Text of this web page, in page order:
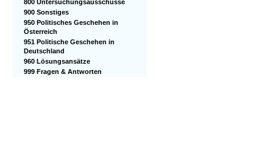
800 Untersuchungsausschüsse
900 Sonstiges
950 Politisches Geschehen in
Österreich
951 Politische Geschehen in
Deutschland
960 Lösungsansätze
999 Fragen & Antworten